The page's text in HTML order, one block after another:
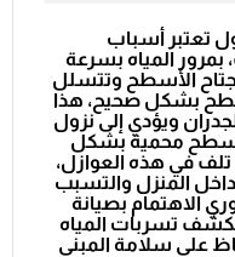
تعتبر أسباب
المياه بسرعة
الأسطح وتتسلل
بشكل صحيح، هذا
ويؤدي إلى نزول
محمية بشكل
تلف في هذه العوازل،
المنزل والتسبب
الاهتمام بصيانة
تسربات المياه
على سلامة المبنى